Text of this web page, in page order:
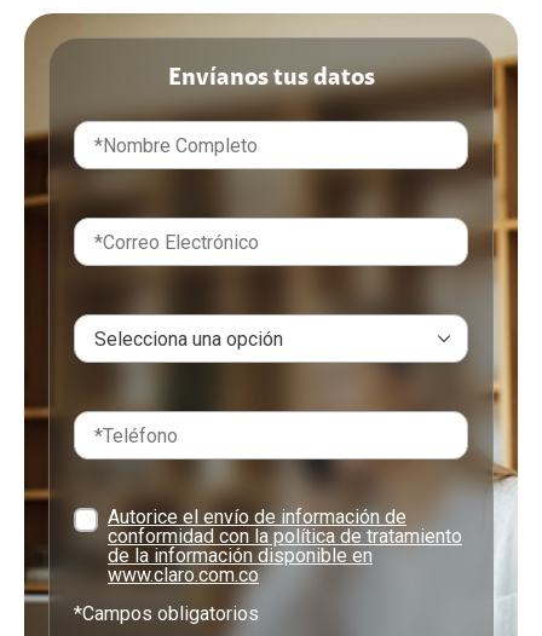
Envíanos tus datos
Autorice el envío de información de
conformidad con la política de tratamiento
de la información disponible en
www.claro.com.co
*Campos obligatorios